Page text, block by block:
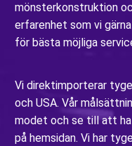
mönsterkonstruktion
erfarenhet som vi
för bästa möjliga
Vi direktimporterar
och USA. Vår
modet och se till att
på hemsidan. Vi har